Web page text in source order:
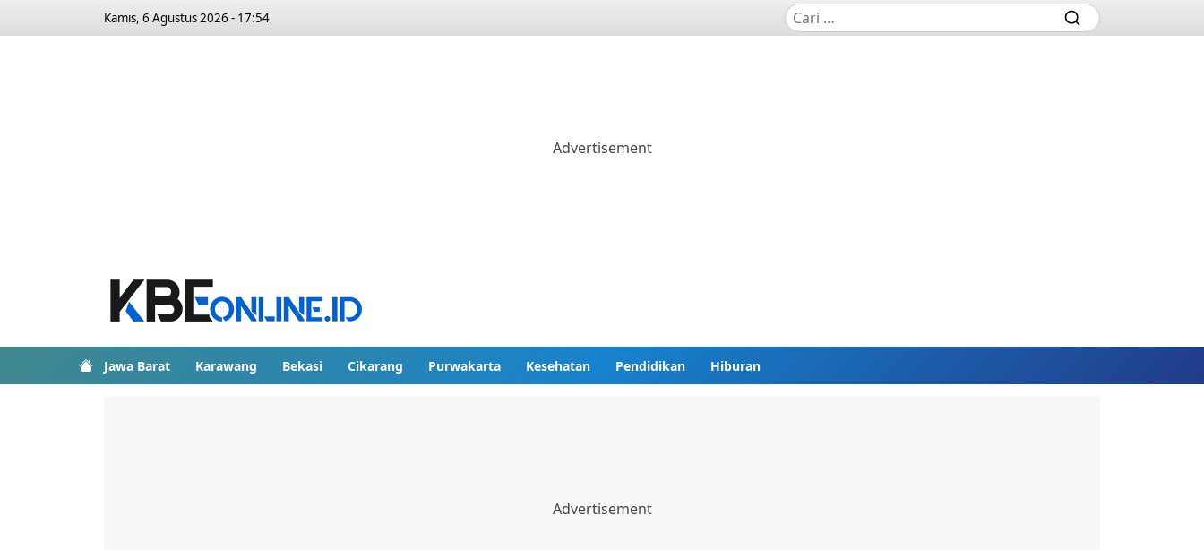
Kamis, 6 Agustus 2026 - 17:54
Jawa Barat Karawang Bekasi Cikarang Purwakarta Kesehatan Pendidikan Hiburan